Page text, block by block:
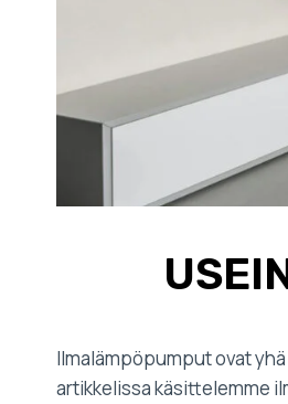
Ilmalämpöpumput ovat
artikkelissa käsittelemme